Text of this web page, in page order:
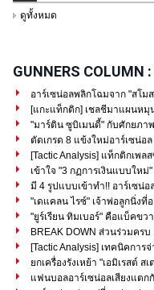
GUNNERS
อาร์เซน่อลพลิกโฉมจาก "สโม
[แกะแท็กติก] เชลชีมาแผนห
"มาร์ติน ซูบิเมนดี้" กับศักยภา
ตัดเกรด 8 แข้งใหม่อาร์เซน่อ
[Tactic Analysis] แท็กติกเพล
เข้าใจ "3 กฏการเงินแบบให
มี 4 รูปแบบเข้าทำ!! อาร์เซน่
"เดแคลน ไรซ์" เจ้าพ่อลูกนิ่ง
"ยูร์เรียน ทิมเบอร์" คือแบ็คข
BREAK DOWN ส่วนร่วมคร
[Tactic Analysis] เทคนิคการ
ยกเครื่องรังเหย้า "เอมิเรสต์
แฟนบอลอาร์เซน่อลเสียงแตก